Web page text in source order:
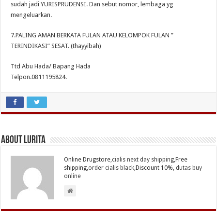
sudah jadi YURISPRUDENSI. Dan sebut nomor, lembaga yg
mengeluarkan.
7.PALING AMAN BERKATA FULAN ATAU KELOMPOK FULAN ”
TERINDIKASI” SESAT. (thayyibah)
Ttd Abu Hada/ Bapang Hada
Telpon.0811195824.
About Lurita
Online Drugstore,cialis next day shipping,Free
shipping,order cialis black,Discount 10%,dutas buy
online